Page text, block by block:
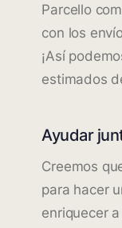
Parcello
con los
¡Así
estimados
Ayudar
Creemos
para hacer
enriquecer